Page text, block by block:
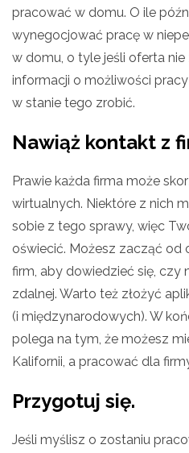
pracować w domu. O ile
wynegocjować pracę w
w domu, o tyle jeśli oferta
informacji o możliwości
w stanie tego zrobić.
Nawiąż kontakt z
Prawie każda firma może
wirtualnych. Niektóre z nich
sobie z tego sprawy, więc
oświecić. Możesz zacząć od
firm, aby dowiedzieć się, czy
zdalnej. Warto też złożyć
(i międzynarodowych). W
polega na tym, że możesz
Kalifornii, a pracować dla
Przygotuj się.
Jeśli myślisz o zostaniu